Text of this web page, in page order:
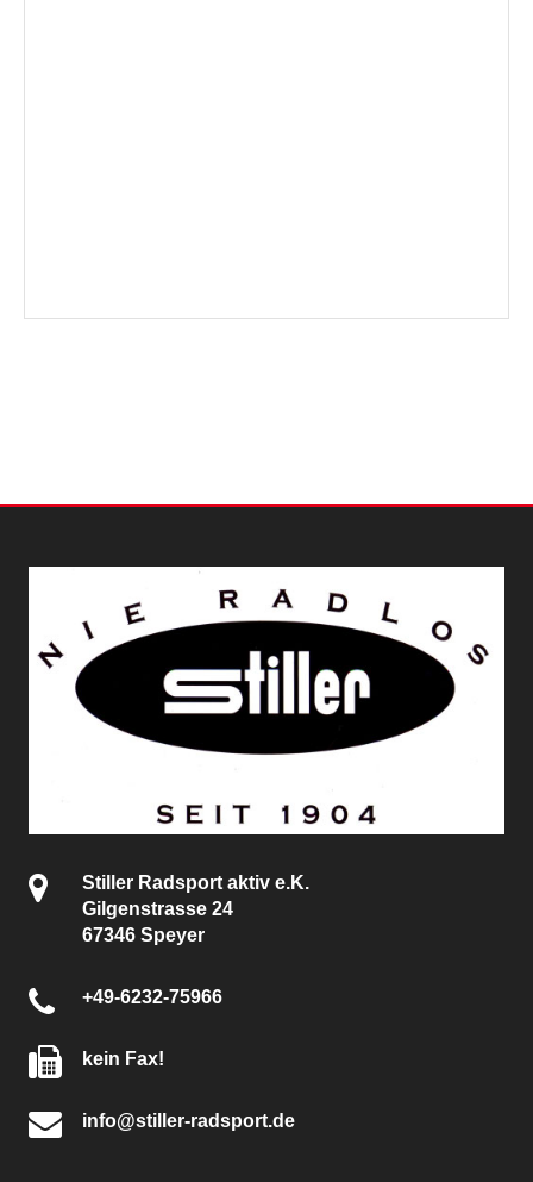
Stiller Radsport aktiv e.K.
Gilgenstrasse 24
67346 Speyer
+49-6232-75966
kein Fax!
info@stiller-radsport.de